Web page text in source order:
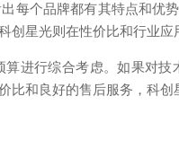
每个品牌都有其特点和
星光则在性价比和行业应
进行综合考虑。如果对
和良好的售后服务，科创